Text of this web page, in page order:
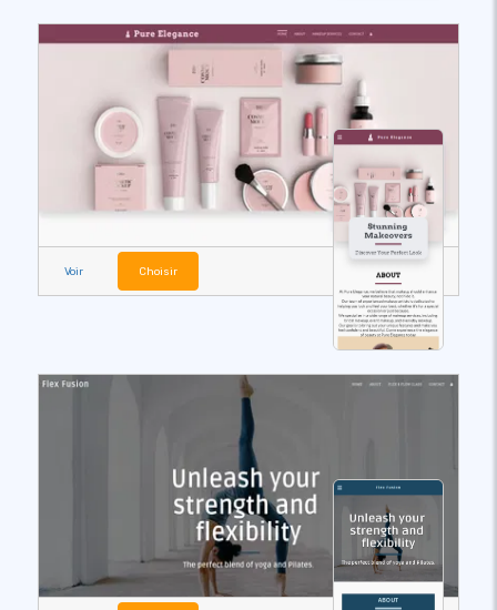
Voir Choisir